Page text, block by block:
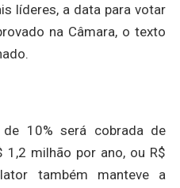
líderes, a data para votar
na Câmara, o texto
10% será cobrada de
1,2 milhão por ano, ou R$
também manteve a